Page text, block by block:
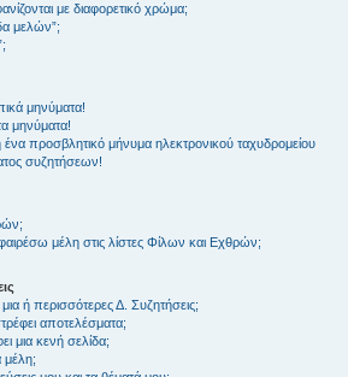
με διαφορετικό χρώμα;
μελών”;
μηνύματα!
μηνύματα!
προσβλητικό μήνυμα ηλεκτρονικού ταχυδρομείου
συζητήσεων!
μέλη στις λίστες Φίλων και Εχθρών;
ή περισσότερες Δ. Συζητήσεις;
αποτελέσματα;
μια κενή σελίδα;